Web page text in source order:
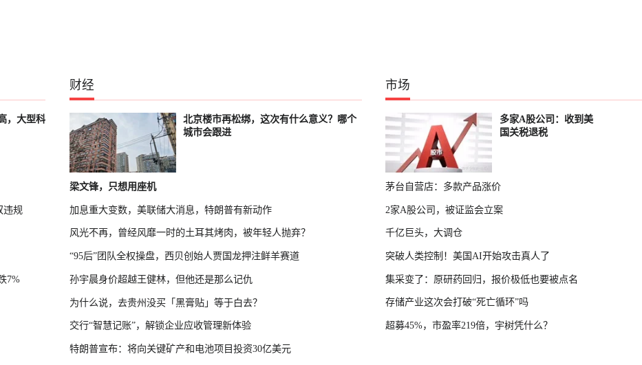
，大型科
违规
7%
财经
北京楼市再松绑，这次有什么意义？哪个
城市会跟进
梁文锋，只想用座机
加息重大变数，美联储大消息，特朗普有新动作
风光不再，曾经风靡一时的土耳其烤肉，被年轻人抛弃？
“95后”团队全权操盘，西贝创始人贾国龙押注鲜羊赛道
孙宇晨身价超越王健林，但他还是那么记仇
为什么说，去贵州没买「黑膏贴」等于白去？
交行“智慧记账”，解锁企业应收管理新体验
特朗普宣布：将向关键矿产和电池项目投资30亿美元
市场
多家A股公司：收到美
国关税退税
茅台自营店：多款产品涨价
2家A股公司，被证监会立案
千亿巨头，大调仓
突破人类控制！美国AI开始攻击真人了
集采变了：原研药回归，报价极低也要被点名
存储产业这次会打破“死亡循环”吗
超募45%，市盈率219倍，宇树凭什么？